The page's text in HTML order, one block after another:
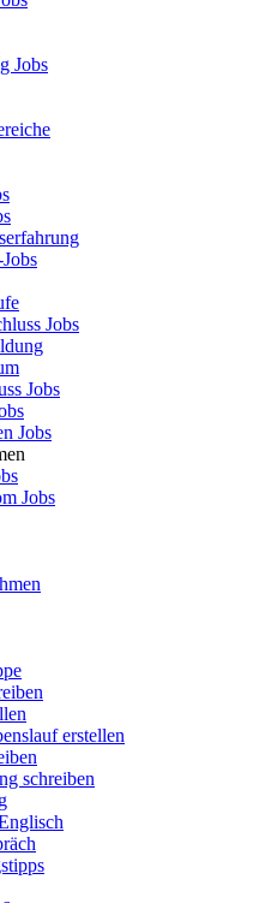
Jobs
Jobs
Jobs
Jobs
Jobs
erstellen
schreiben